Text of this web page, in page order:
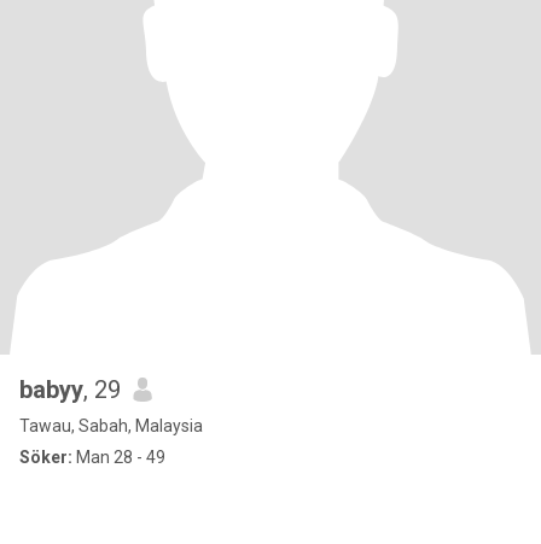
babyy, 29
Tawau, Sabah, Malaysia
Söker: Man 28 - 49